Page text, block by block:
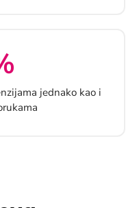
jednako kao i